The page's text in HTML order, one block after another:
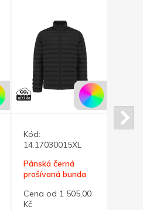
Kód:
14.17030015XL
Pánská černá
prošívaná bunda
Cena od 1 505,00
Kč